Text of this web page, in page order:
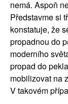
nemá. Aspoň
Představme si
konstatuje, že
propadnou do
moderního
propad do
mobilizovat na
V takovém